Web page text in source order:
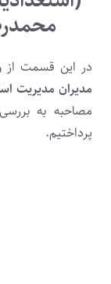
در این قسمت از
مدیران مدیریت
مصاحبه به
پرداختیم.